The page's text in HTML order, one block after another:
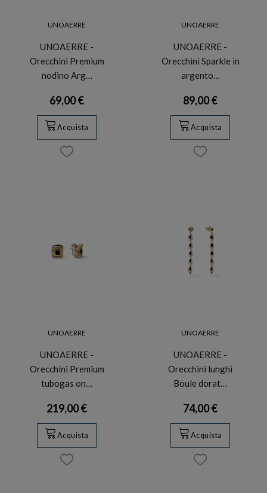
UNOAERRE
UNOAERRE -
Orecchini Premium
nodino Arg…
69,00 €
Acquista
UNOAERRE
UNOAERRE -
Orecchini Sparkle in
argento…
89,00 €
Acquista
UNOAERRE
UNOAERRE -
Orecchini Premium
tubogas on…
219,00 €
Acquista
UNOAERRE
UNOAERRE -
Orecchini lunghi
Boule dorat…
74,00 €
Acquista